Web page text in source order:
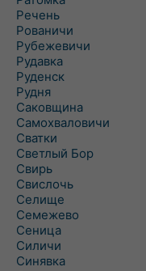
Речень
Рованичи
Рубежевичи
Рудавка
Руденск
Рудня
Саковщина
Самохваловичи
Сватки
Светлый Бор
Свирь
Свислочь
Селище
Семежево
Сеница
Силичи
Синявка